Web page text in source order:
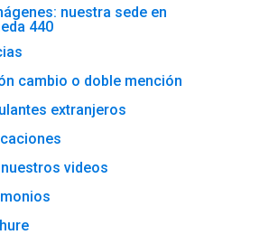
nuestra sede en
440
cambio o doble mención
extranjeros
videos